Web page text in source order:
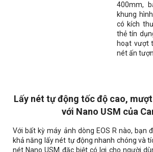
400mm,
khung
có kích
thẻ tín
hoạt vượt
nét ấn
Lấy nét tự động tốc độ cao,
với Nano USM của
Với bất kỳ máy ảnh dòng EOS R nào, bạn
khả năng lấy nét tự động nhanh chóng và
nét Nano USM đặc biệt có lợi cho người